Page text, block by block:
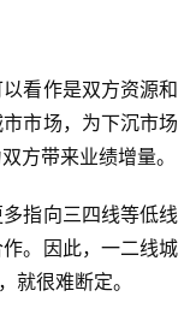
看作是双方资源和
市场，为下沉市场
方带来业绩增量。
指向三四线等低线
。因此，一二线城
就很难断定。